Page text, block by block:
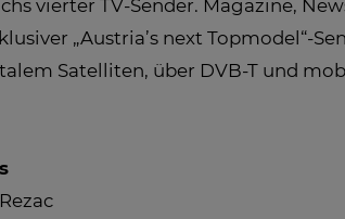
vierter TV-Sender. Magazine,
„Austria’s next Topmodel“-
Satelliten, über DVB-T und